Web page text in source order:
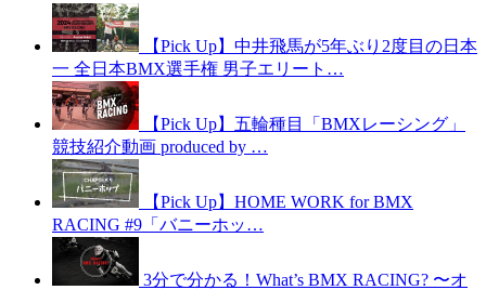
【Pick Up】中井飛馬が5年ぶり2度目の日本
一 全日本BMX選手権 男子エリート…
【Pick Up】五輪種目「BMXレーシング」
競技紹介動画 produced by …
【Pick Up】HOME WORK for BMX
RACING #9「バニーホッ…
3分で分かる！What’s BMX RACING? 〜オ